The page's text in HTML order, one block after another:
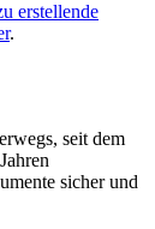
erstellende
.
seit dem
sicher und